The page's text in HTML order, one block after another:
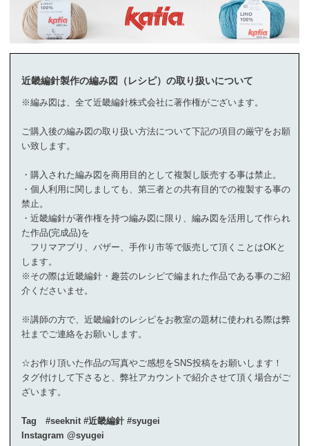
近畿編針製作の編み図（レシピ）の取り扱いについて
※編み図は、全て近畿編針株式会社に著作権がございます。
ご購入後の編み図の取り扱い方法について下記の項目の厳守をお願
い致します。
・購入された編み図を商用目的として複製し販売する事は禁止。
・個人利用に関しましても、第三者との共有目的での複製する事の
禁止。
・近畿編針が著作権を持つ編み図に限り、編み図を活用して作られ
た作品(完成品)を
フリマアプリ、バザー、手作り市等で販売して頂くことはOKと
します。
※その際は近畿編針・趣芸のレシピで編まれた作品である事のご紹
介くださいませ。
※講師の方で、近畿編針のレシピをお教室の題材に使われる際は弊
社までご連絡をお願いします。
☆お作り頂いた作品の写真やご感想をSNS投稿をお願いします！
タグ付けして下さると、弊社アカウントで紹介させて頂く場合がご
ざいます。
Tag #seeknit #近畿編針 #syugei
Instagram @syugei